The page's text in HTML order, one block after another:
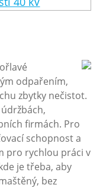
odpařením,
zbytky nečistot.
firmách. Pro
schopnost a
pro rychlou práci v
je třeba, aby
bez